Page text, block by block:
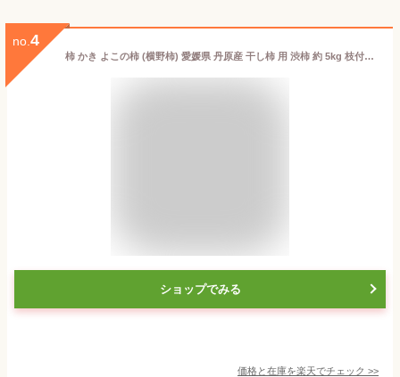
no. 4
柿 かき よこの柿 (横野柿) 愛媛県 丹原産 干し柿 用 渋柿 約 5kg 枝付渋柿 干し柿 つるし柿 あんぽ柿 さらし柿用 《予約販売》 11月下旬以降 ご注文順に発送 【よこの柿 5キロ】
ショップでみる
価格と在庫を楽天でチェック >>